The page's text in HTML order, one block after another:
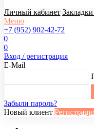
Личный кабинет
Меню
+7 (952) 902-42-72
0
0
Вход / регистрация
E-Mail
Забыли пароль?
Новый клиент